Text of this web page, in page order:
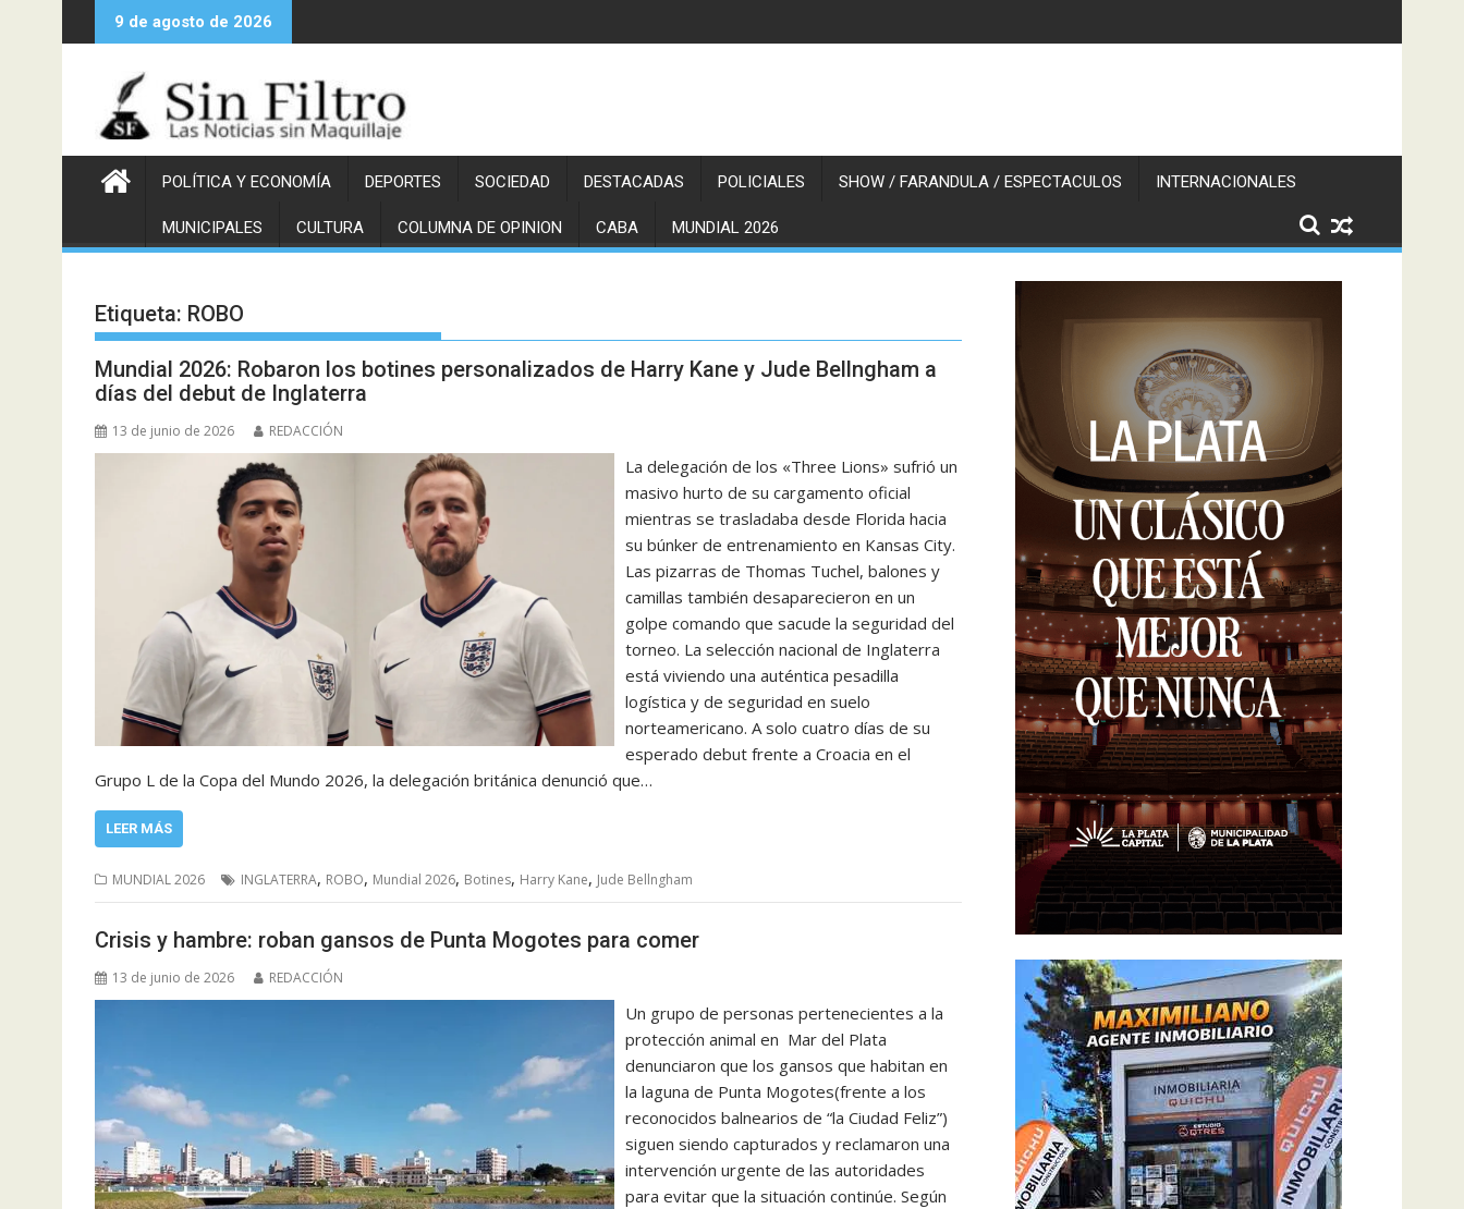
al
9 de agosto de 2026
POLÍTICA Y ECONOMÍA DEPORTES SOCIEDAD DESTACADAS POLICIALES SHOW / FARANDULA / ESPECTACULOS INTERNACIONALES
MUNICIPALES CULTURA COLUMNA DE OPINION CABA MUNDIAL 2026
Etiqueta: ROBO
Mundial 2026: Robaron los botines personalizados de Harry Kane y Jude Bellngham a
días del debut de Inglaterra
13 de junio de 2026 REDACCIÓN
La delegación de los «Three Lions» sufrió un
masivo hurto de su cargamento oficial
mientras se trasladaba desde Florida hacia
su búnker de entrenamiento en Kansas City.
Las pizarras de Thomas Tuchel, balones y
camillas también desaparecieron en un
golpe comando que sacude la seguridad del
torneo. La selección nacional de Inglaterra
está viviendo una auténtica pesadilla
logística y de seguridad en suelo
norteamericano. A solo cuatro días de su
esperado debut frente a Croacia en el
Grupo L de la Copa del Mundo 2026, la delegación británica denunció que…
LEER MÁS
MUNDIAL 2026 INGLATERRA, ROBO, Mundial 2026, Botines, Harry Kane, Jude Bellngham
Crisis y hambre: roban gansos de Punta Mogotes para comer
13 de junio de 2026 REDACCIÓN
Un grupo de personas pertenecientes a la
protección animal en Mar del Plata
denunciaron que los gansos que habitan en
la laguna de Punta Mogotes(frente a los
reconocidos balnearios de “la Ciudad Feliz”)
siguen siendo capturados y reclamaron una
intervención urgente de las autoridades
para evitar que la situación continúe. Según